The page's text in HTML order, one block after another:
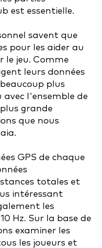
est essentielle.
savent que
pour les aider au
le jeu. Comme
leurs données
plus
avec l'ensemble de
grande
que nous
GPS de chaque
totales et
intéressant
les
Hz. Sur la base de
examiner les
les joueurs et